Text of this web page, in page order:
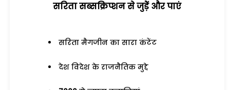
सरिता सब्सक्रिप्शन से जुड़ेें और पाएं
सरिता मैगजीन का सारा कंटेंट
देश विदेश के राजनैतिक मुद्दे